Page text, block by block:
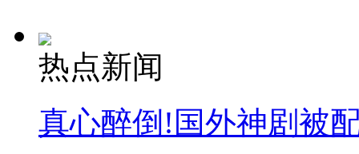
热点新闻
真心醉倒!国外神剧被